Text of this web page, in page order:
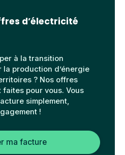
d’électricité
à la transition
production d’énergie
? Nos offres
pour vous. Vous
simplement,
!
ma facture